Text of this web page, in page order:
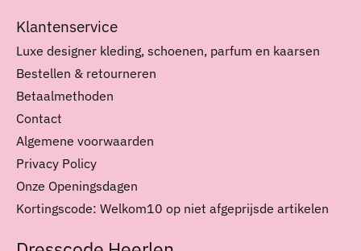
Klantenservice
Luxe designer kleding, schoenen, parfum en kaarsen
Bestellen & retourneren
Betaalmethoden
Contact
Algemene voorwaarden
Privacy Policy
Onze Openingsdagen
Kortingscode: Welkom10 op niet afgeprijsde artikelen